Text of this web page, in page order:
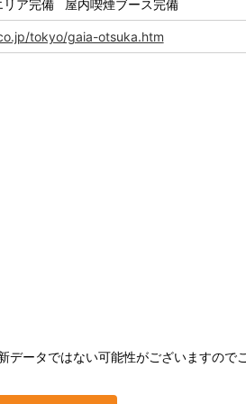
リア完備 屋内喫煙ブース完備
tokyo/gaia-otsuka.htm
ータではない可能性がございますので